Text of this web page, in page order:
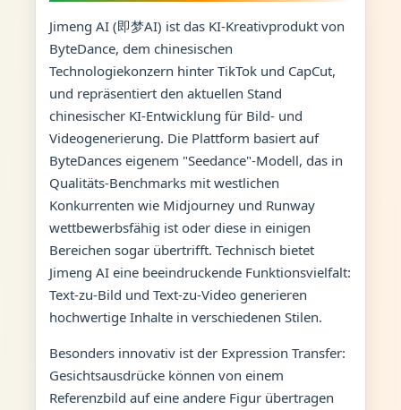
Jimeng AI (即梦AI) ist das KI-Kreativprodukt von
ByteDance, dem chinesischen
Technologiekonzern hinter TikTok und CapCut,
und repräsentiert den aktuellen Stand
chinesischer KI-Entwicklung für Bild- und
Videogenerierung. Die Plattform basiert auf
ByteDances eigenem "Seedance"-Modell, das in
Qualitäts-Benchmarks mit westlichen
Konkurrenten wie Midjourney und Runway
wettbewerbsfähig ist oder diese in einigen
Bereichen sogar übertrifft. Technisch bietet
Jimeng AI eine beeindruckende Funktionsvielfalt:
Text-zu-Bild und Text-zu-Video generieren
hochwertige Inhalte in verschiedenen Stilen.
Besonders innovativ ist der Expression Transfer:
Gesichtsausdrücke können von einem
Referenzbild auf eine andere Figur übertragen